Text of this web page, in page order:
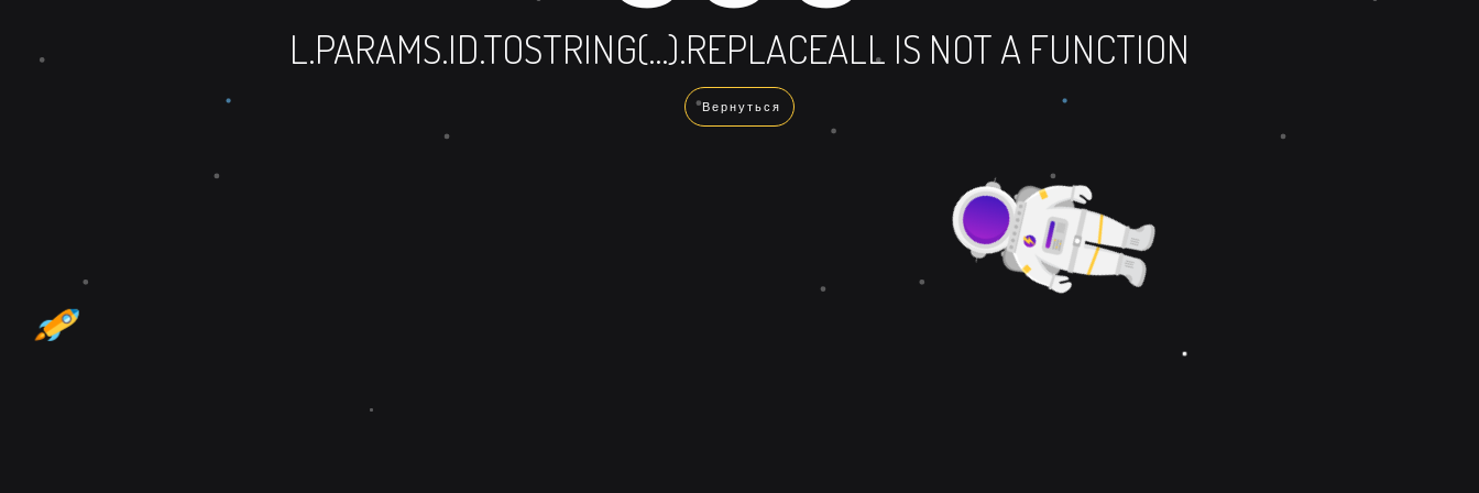
L.PARAMS.ID.TOSTRING(...).REPLACEALL IS NOT A FUNCTION
Вернуться